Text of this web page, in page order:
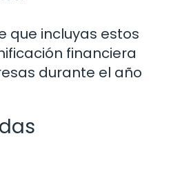
que incluyas estos
financiera
durante el año